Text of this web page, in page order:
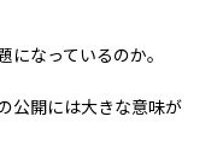
なっているのか。
公開には大きな意味が